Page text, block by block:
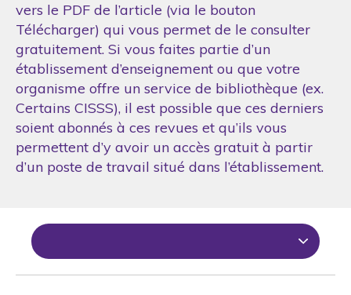
vers le PDF de l’article (via le bouton
Télécharger) qui vous permet de le consulter
gratuitement. Si vous faites partie d’un
établissement d’enseignement ou que votre
organisme offre un service de bibliothèque (ex.
Certains CISSS), il est possible que ces derniers
soient abonnés à ces revues et qu’ils vous
permettent d’y avoir un accès gratuit à partir
d’un poste de travail situé dans l’établissement.